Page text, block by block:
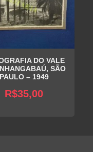
DO VALE
SÃO
– 1949
R$35,00